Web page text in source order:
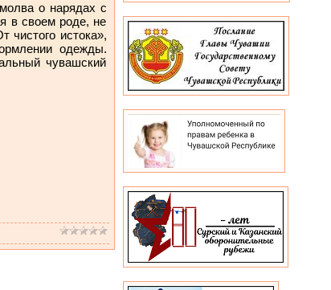
о нарядах с
в своем роде, не
чистого истока»,
одежды.
чувашский